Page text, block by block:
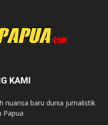
KAMI
nuansa baru dunia jurnalistik
Papua